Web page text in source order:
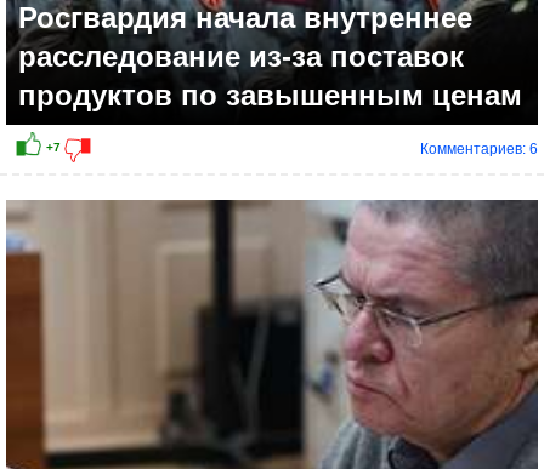
Росгвардия начала внутреннее
расследование из-за поставок
продуктов по завышенным ценам
Комментариев: 6